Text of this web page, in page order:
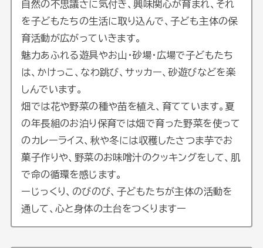
自然の不思議さに気付き、興味関心が育まれ、それ
を子どもたちの生活に取り込んで、子ども主体の保
育活動が広がっていきます。
魅力あふれる遊具やお山・砂場・広場で子どもたち
は、かけっこ、なわ跳び、サッカー、砂遊びなどを楽
しんでいます。
畑では花や野菜の種や苗を植え、育てています。夏
の年長組のお泊り保育では畑で育った野菜を使って
のカレーライス、秋や冬には収穫したさつま芋でお
菓子作りや、野菜のお味噌汁のクッキングをして、肌
で命の循環を感じます。
ーじっくり、のびのび、子どもたちが主体の活動を
通して、心と身体の土台をつくりますー